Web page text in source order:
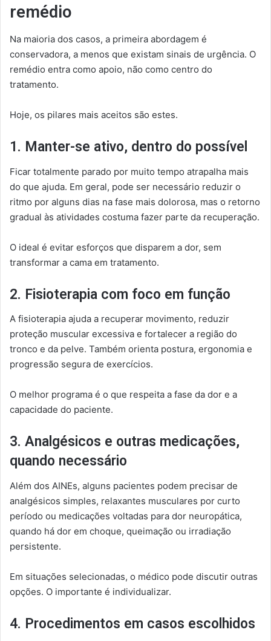
remédio
Na maioria dos casos, a primeira abordagem é
conservadora, a menos que existam sinais de urgência. O
remédio entra como apoio, não como centro do
tratamento.
Hoje, os pilares mais aceitos são estes.
1. Manter-se ativo, dentro do possível
Ficar totalmente parado por muito tempo atrapalha mais
do que ajuda. Em geral, pode ser necessário reduzir o
ritmo por alguns dias na fase mais dolorosa, mas o retorno
gradual às atividades costuma fazer parte da recuperação.
O ideal é evitar esforços que disparem a dor, sem
transformar a cama em tratamento.
2. Fisioterapia com foco em função
A fisioterapia ajuda a recuperar movimento, reduzir
proteção muscular excessiva e fortalecer a região do
tronco e da pelve. Também orienta postura, ergonomia e
progressão segura de exercícios.
O melhor programa é o que respeita a fase da dor e a
capacidade do paciente.
3. Analgésicos e outras medicações,
quando necessário
Além dos AINEs, alguns pacientes podem precisar de
analgésicos simples, relaxantes musculares por curto
período ou medicações voltadas para dor neuropática,
quando há dor em choque, queimação ou irradiação
persistente.
Em situações selecionadas, o médico pode discutir outras
opções. O importante é individualizar.
4. Procedimentos em casos escolhidos